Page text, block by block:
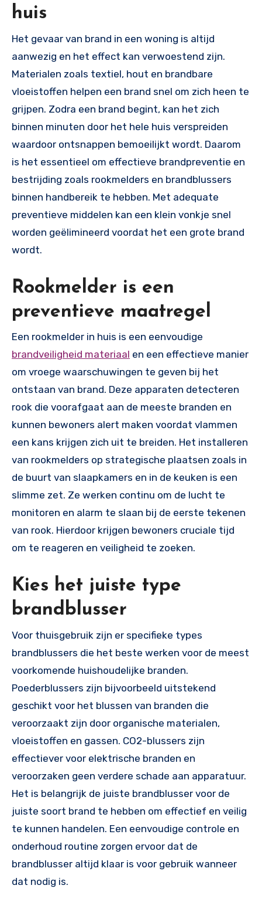
huis
Het gevaar van brand in een woning is altijd
aanwezig en het effect kan verwoestend zijn.
Materialen zoals textiel, hout en brandbare
vloeistoffen helpen een brand snel om zich heen te
grijpen. Zodra een brand begint, kan het zich
binnen minuten door het hele huis verspreiden
waardoor ontsnappen bemoeilijkt wordt. Daarom
is het essentieel om effectieve brandpreventie en
bestrijding zoals rookmelders en brandblussers
binnen handbereik te hebben. Met adequate
preventieve middelen kan een klein vonkje snel
worden geëlimineerd voordat het een grote brand
wordt.
Rookmelder is een
preventieve maatregel
Een rookmelder in huis is een eenvoudige
brandveiligheid materiaal en een effectieve manier
om vroege waarschuwingen te geven bij het
ontstaan van brand. Deze apparaten detecteren
rook die voorafgaat aan de meeste branden en
kunnen bewoners alert maken voordat vlammen
een kans krijgen zich uit te breiden. Het installeren
van rookmelders op strategische plaatsen zoals in
de buurt van slaapkamers en in de keuken is een
slimme zet. Ze werken continu om de lucht te
monitoren en alarm te slaan bij de eerste tekenen
van rook. Hierdoor krijgen bewoners cruciale tijd
om te reageren en veiligheid te zoeken.
Kies het juiste type
brandblusser
Voor thuisgebruik zijn er specifieke types
brandblussers die het beste werken voor de meest
voorkomende huishoudelijke branden.
Poederblussers zijn bijvoorbeeld uitstekend
geschikt voor het blussen van branden die
veroorzaakt zijn door organische materialen,
vloeistoffen en gassen. CO2-blussers zijn
effectiever voor elektrische branden en
veroorzaken geen verdere schade aan apparatuur.
Het is belangrijk de juiste brandblusser voor de
juiste soort brand te hebben om effectief en veilig
te kunnen handelen. Een eenvoudige controle en
onderhoud routine zorgen ervoor dat de
brandblusser altijd klaar is voor gebruik wanneer
dat nodig is.